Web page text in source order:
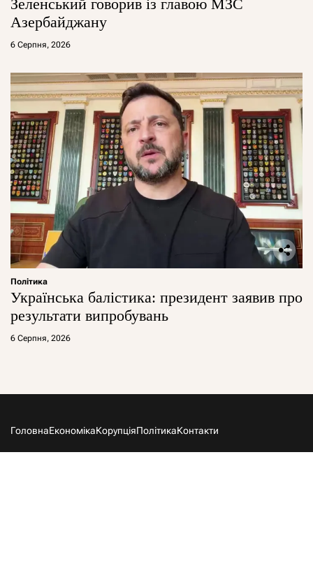
Зеленський говорив із главою МЗС
Азербайджану
6 Серпня, 2026
Політика
Українська балістика: президент заявив про
результати випробувань
6 Серпня, 2026
ГоловнаЕкономікаКорупціяПолітикаКонтакти